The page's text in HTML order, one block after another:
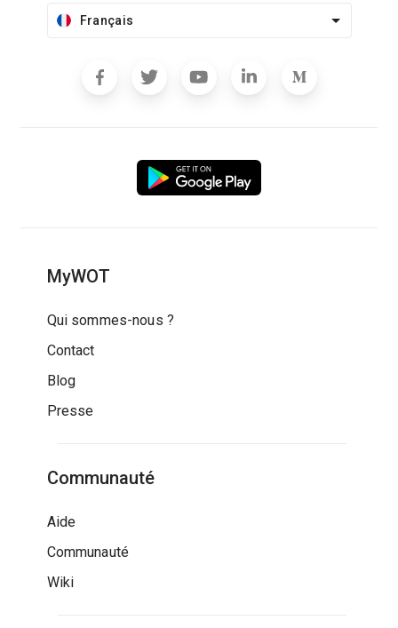
Français
MyWOT
Qui sommes-nous ?
Contact
Blog
Presse
Communauté
Aide
Communauté
Wiki